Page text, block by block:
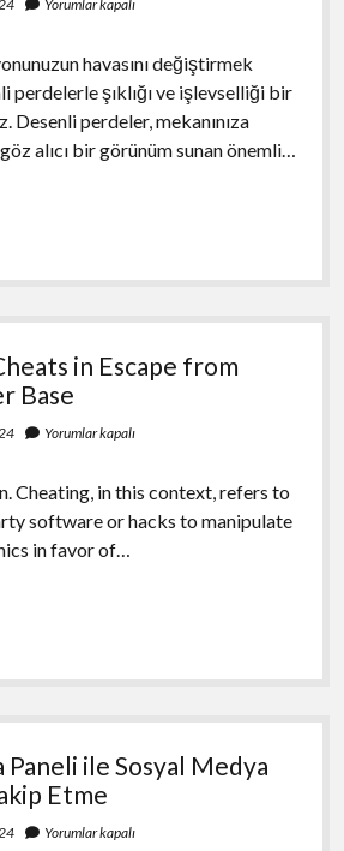
Yorumlar kapalı
havasını değiştirmek
perdelerle şıklığı ve işlevselliği bir
Desenli perdeler, mekanınıza
alıcı bir görünüm sunan önemli…
in Escape from
Base
Yorumlar kapalı
Cheating, in this context, refers to
software or hacks to manipulate
in favor of…
Paneli ile Sosyal Medya
Etme
Yorumlar kapalı